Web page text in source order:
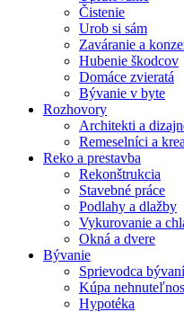
Čistenie
Urob si sám
Zaváranie a
Hubenie škodcov
Domáce zvieratá
Bývanie v byte
Rozhovory
Architekti a
Remeselníci a
Reko a prestavba
Rekonštrukcia
Stavebné práce
Podlahy a dlažby
Vykurovanie a
Okná a dvere
Bývanie
Sprievodca
Kúpa
Hypotéka